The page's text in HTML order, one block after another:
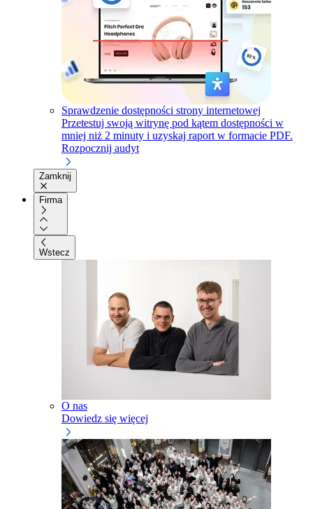
Sprawdzenie dostępności strony internetowej
Przetestuj swoją witrynę pod kątem dostępności w
mniej niż 2 minuty i uzyskaj raport w formacie PDF.
Rozpocznij audyt
Zamknij
Firma
Wstecz
O nas
Dowiedz się więcej